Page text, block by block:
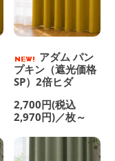
アダム パン
プキン（遮光価格
SP）2倍ヒダ
2,700円(税込
2,970円)／枚～